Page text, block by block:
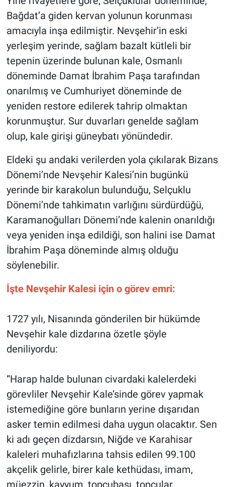
Bağdat’a giden kervan yolunun korunması
amacıyla inşa edilmiştir. Nevşehir’in eski
yerleşim yerinde, sağlam bazalt kütleli bir
tepenin üzerinde bulunan kale, Osmanlı
döneminde Damat İbrahim Paşa tarafından
onarılmış ve Cumhuriyet döneminde de
yeniden restore edilerek tahrip olmaktan
korunmuştur. Sur duvarları genelde sağlam
olup, kale girişi güneybatı yönündedir.
Eldeki şu andaki verilerden yola çıkılarak Bizans
Dönemi’nde Nevşehir Kalesi’nin bugünkü
yerinde bir karakolun bulunduğu, Selçuklu
Dönemi’nde tahkimatın varlığını sürdürdüğü,
Karamanoğulları Dönemi’nde kalenin onarıldığı
veya yeniden inşa edildiği, son halini ise Damat
İbrahim Paşa döneminde almış olduğu
söylenebilir.
İşte Nevşehir Kalesi için o görev emri:
1727 yılı, Nisanında gönderilen bir hükümde
Nevşehir kale dizdarına özetle şöyle
deniliyordu:
“Harap halde bulunan civardaki kalelerdeki
görevliler Nevşehir Kale’sinde görev yapmak
istemediğine göre bunların yerine dışarıdan
asker temin edilmesi daha uygun olacaktır. Sen
ki adı geçen dizdarsın, Niğde ve Karahisar
kaleleri muhafızlarına tahsis edilen 99.100
akçelik gelirle, birer kale kethüdası, imam,
müezzin, kayyum, topçubaşı, topçular